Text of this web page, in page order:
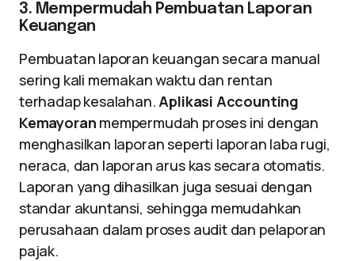
3. Mempermudah Pembuatan Laporan
Keuangan
Pembuatan laporan keuangan secara manual
sering kali memakan waktu dan rentan
terhadap kesalahan.Aplikasi Accounting
Kemayoran mempermudah proses ini dengan
menghasilkan laporan seperti laporan laba rugi,
neraca, dan laporan arus kas secara otomatis.
Laporan yang dihasilkan juga sesuai dengan
standar akuntansi, sehingga memudahkan
perusahaan dalam proses audit dan pelaporan
pajak.